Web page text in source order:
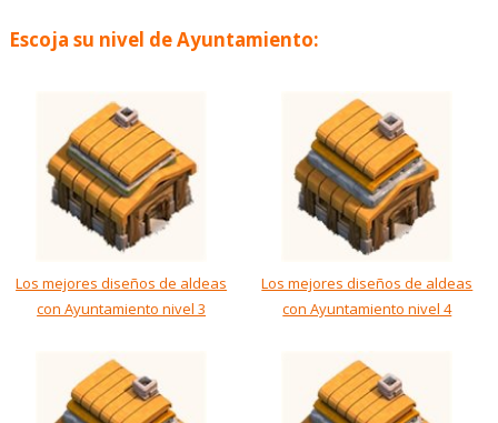
Escoja su nivel de Ayuntamiento:
Los mejores diseños de aldeas
con Ayuntamiento nivel 3
Los mejores diseños de aldeas
con Ayuntamiento nivel 4